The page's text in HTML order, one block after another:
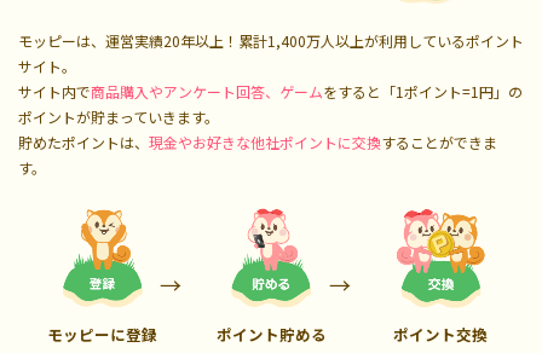
モッピーは、運営実績20年以上！累計1,400万人以上が利用しているポイント
サイト。
サイト内で商品購入やアンケート回答、ゲームをすると「1ポイント=1円」の
ポイントが貯まっていきます。
貯めたポイントは、 現金やお好きな他社ポイントに交換することができま
す。
モッピーに登録 ポイント貯める ポイント交換